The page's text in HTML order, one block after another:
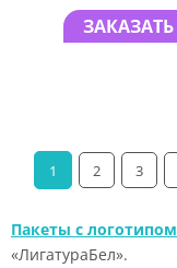
ЗАКАЗАТЬ
1 2 3
Пакеты с логотипом
«ЛигатураБел».